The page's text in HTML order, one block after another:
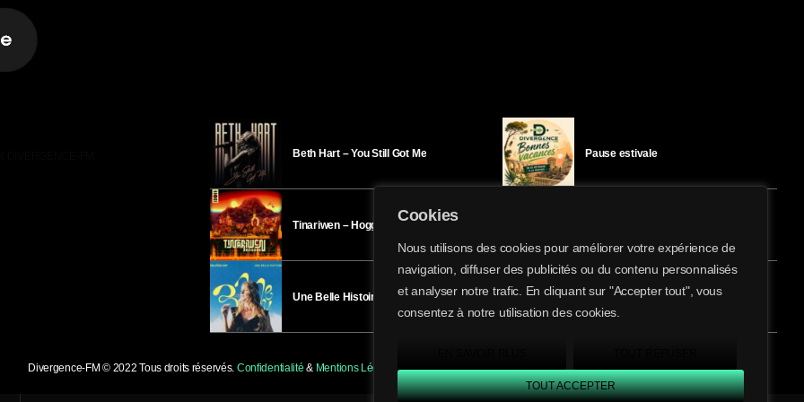
Cookies
Nous utilisons des cookies pour améliorer votre expérience de
navigation, diffuser des publicités ou du contenu personnalisés
et analyser notre trafic. En cliquant sur "Accepter tout", vous
consentez à notre utilisation des cookies.
TOUT ACCEPTER
Beth Hart – You Still Got Me
Tinariwen – Hoggar
Une Belle Histoire – Héloïse Bay
Pause estivale
Ici l’Ombre – mardi 28 juillet
Divergence-FM © 2022 Tous droits réservés. Confidentialité & Mentions Légales.